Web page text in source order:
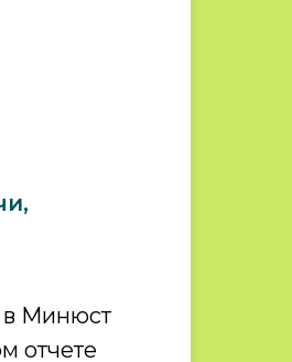
в Минюст
отчете